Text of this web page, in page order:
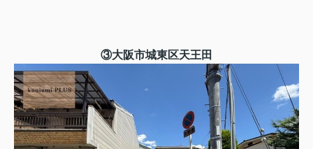
③大阪市城東区天王田